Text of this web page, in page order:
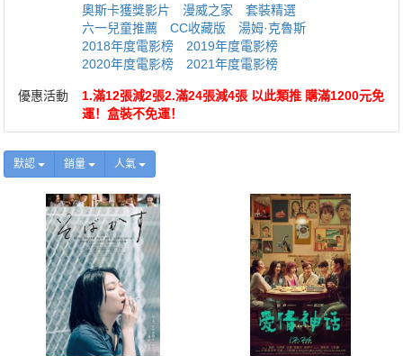
奧斯卡獲獎影片
漫威之家
套裝精選
六一兒童推薦
CC收藏版
湯姆·克魯斯
2018年度電影榜
2019年度電影榜
2020年度電影榜
2021年度電影榜
優惠活動
1.滿12張減2張2.滿24張減4張 以此類推 購滿1200元免
運！盒裝不免運！
默認 銷量 人氣